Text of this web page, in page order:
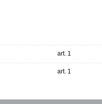
art. 1
art. 1